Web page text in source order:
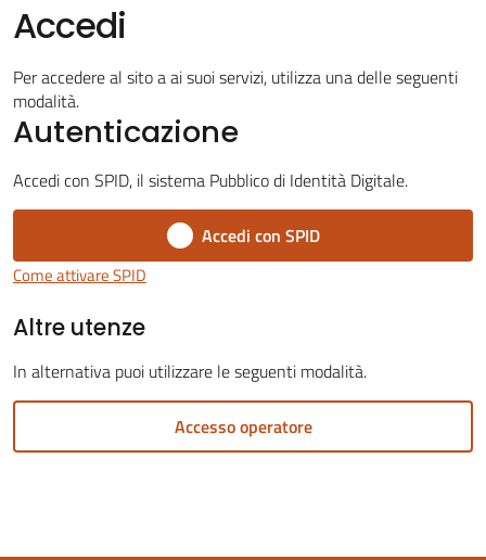
Vivere
Dozza
Servizi
line
Tutti
gli
argomenti
Accedi
Per accedere al sito a ai suoi servizi, utilizza una delle seguenti
modalità.
Autenticazione
Accedi con SPID, il sistema Pubblico di Identità Digitale.
Accedi con SPID
Come attivare SPID
Altre utenze
In alternativa puoi utilizzare le seguenti modalità.
Accesso operatore